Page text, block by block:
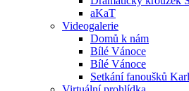
aKaT
Videogalerie
Domů k nám
Bílé Vánoce
Bílé Vánoce
Setkání fanoušků